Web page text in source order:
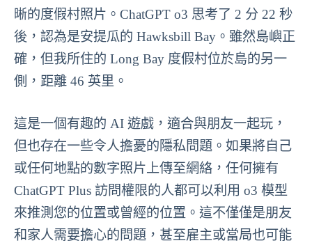
晰的度假村照片。ChatGPT o3 思考了 2 分 22 秒
後，認為是安提瓜的 Hawksbill Bay。雖然島嶼正
確，但我所住的 Long Bay 度假村位於島的另一
側，距離 46 英里。
這是一個有趣的 AI 遊戲，適合與朋友一起玩，
但也存在一些令人擔憂的隱私問題。如果將自己
或任何地點的數字照片上傳至網絡，任何擁有
ChatGPT Plus 訪問權限的人都可以利用 o3 模型
來推測您的位置或曾經的位置。這不僅僅是朋友
和家人需要擔心的問題，甚至雇主或當局也可能